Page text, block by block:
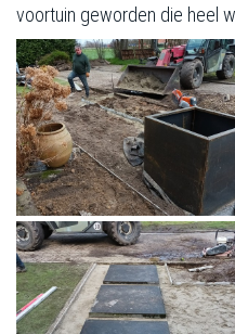
voortuin geworden die heel